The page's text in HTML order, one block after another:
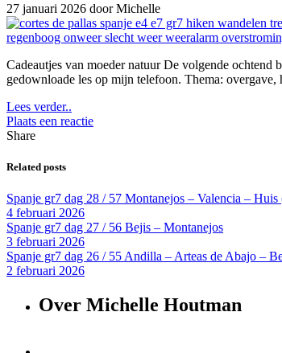
27 januari 2026 door Michelle
Cadeautjes van moeder natuur De volgende
gedownloade les op mijn telefoon. Thema:
Lees verder..
Plaats een reactie
Share
Related posts
Spanje gr7 dag 28 / 57 Montanejos – Valencia – Huis
4 februari 2026
Spanje gr7 dag 27 / 56 Bejis – Montanejos
3 februari 2026
Spanje gr7 dag 26 / 55 Andilla – Arteas de Abajo –
2 februari 2026
Over Michelle Houtman